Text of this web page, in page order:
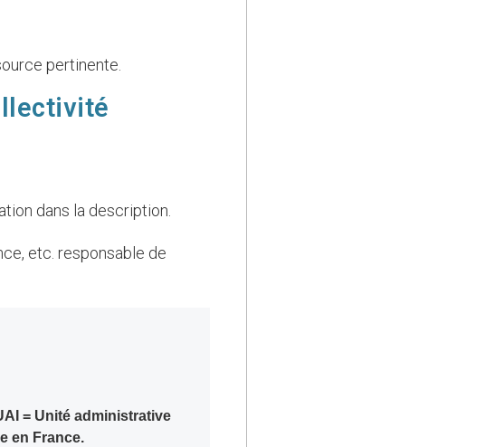
pertinente.
dans la description.
= Unité administrative
en France.